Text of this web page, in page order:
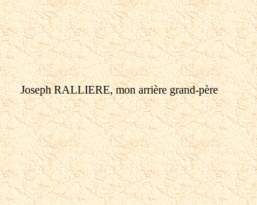
Joseph RALLIERE, mon arrière grand-père